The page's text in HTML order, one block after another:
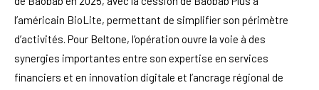
l’américain BioLite, permettant de simplifier son périmètre
d’activités. Pour Beltone, l’opération ouvre la voie à des
synergies importantes entre son expertise en services
financiers et en innovation digitale et l’ancrage régional de